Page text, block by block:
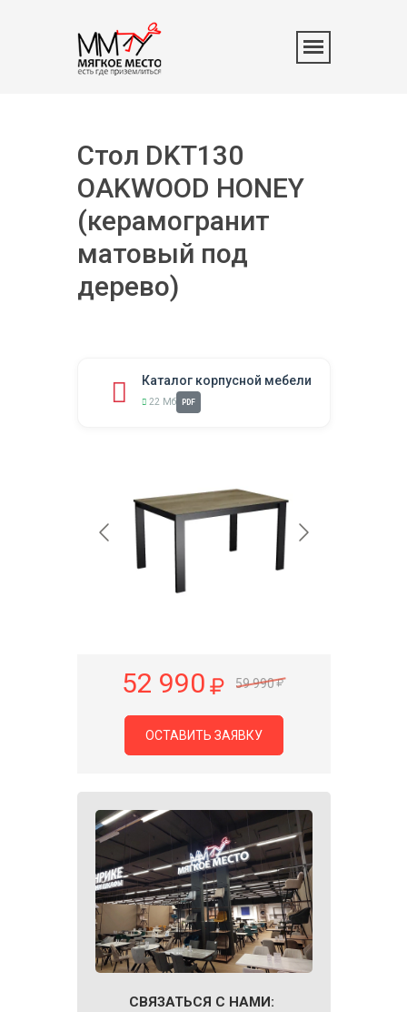
Стол DKT130
OAKWOOD HONEY
(керамогранит
матовый под
дерево)
Каталог корпусной мебели
22 Мб PDF
52 990 59 990
ОСТАВИТЬ ЗАЯВКУ
СВЯЗАТЬСЯ С НАМИ: